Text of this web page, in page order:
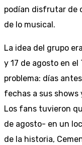
podían disfrutar de
de lo musical.
La idea del grupo
y 17 de agosto en el
problema: días
fechas a sus shows
Los fans tuvieron
de agosto- en un
de la historia,